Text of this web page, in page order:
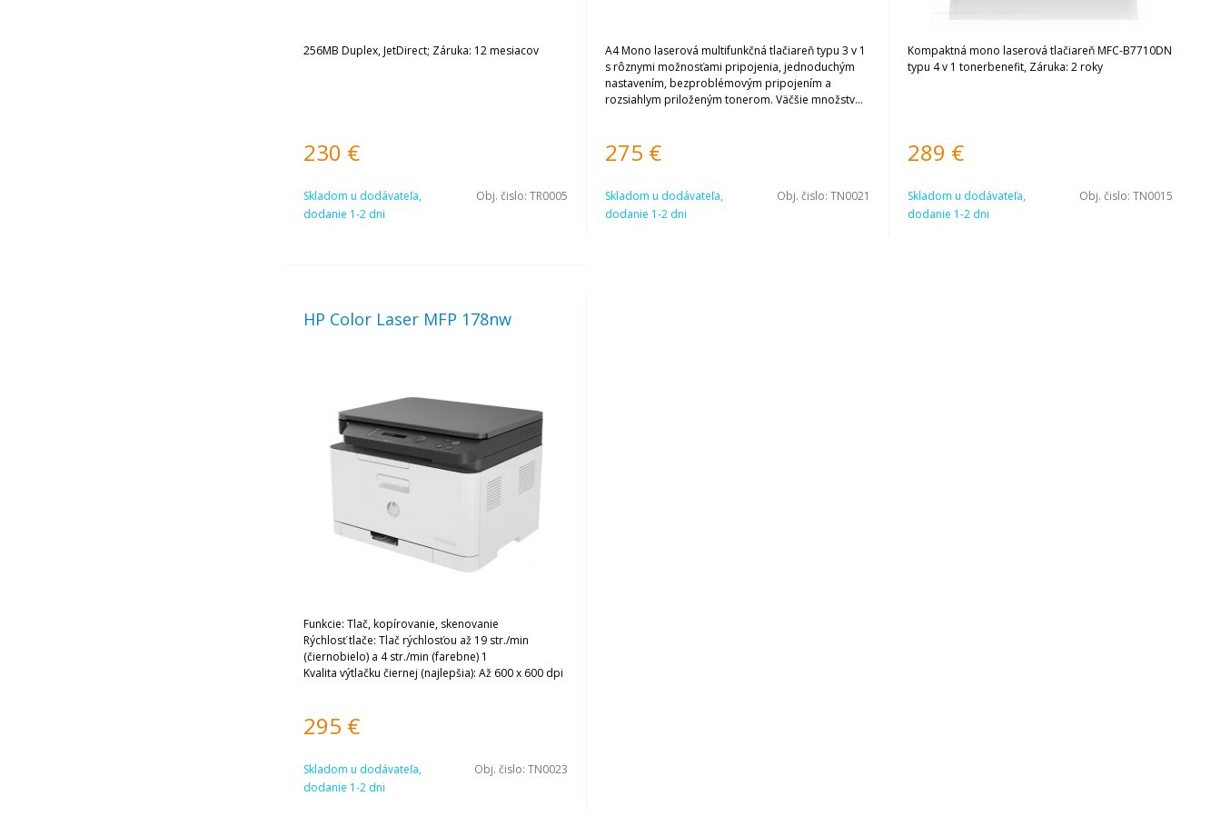
256MB Duplex, JetDirect; Záruka: 12 mesiacov
230 €
Skladom u dodávateľa,
dodanie 1-2 dni
Obj. čislo:TR0005
A4 Mono laserová multifunkčná tlačiareň typu 3 v 1
s rôznymi možnosťami pripojenia, jednoduchým
nastavením, bezproblémovým pripojením a
rozsiahlym priloženým tonerom. Väčšie množstvo
275 €
Skladom u dodávateľa,
dodanie 1-2 dni
Obj. čislo:TN0021
Kompaktná mono laserová tlačiareň MFC-B7710DN
typu 4 v 1 tonerbenefit, Záruka: 2 roky
289 €
Skladom u dodávateľa,
dodanie 1-2 dni
Obj. čislo: TN0015
HP Color Laser MFP 178nw
Funkcie: Tlač, kopírovanie, skenovanie
Rýchlosť tlače: Tlač rýchlosťou až 19 str./min
(čiernobielo) a 4 str./min (farebne) 1
Kvalita výtlačku čiernej (najlepšia): Až 600 x 600 dpi
295 €
Skladom u dodávateľa,
dodanie 1-2 dni
Obj. čislo:TN0023